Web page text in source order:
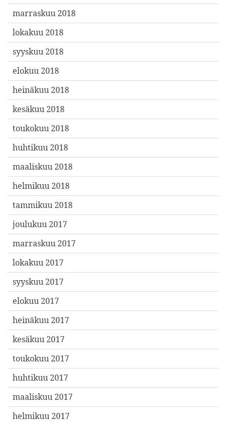
marraskuu 2018
lokakuu 2018
syyskuu 2018
elokuu 2018
heinäkuu 2018
kesäkuu 2018
toukokuu 2018
huhtikuu 2018
maaliskuu 2018
helmikuu 2018
tammikuu 2018
joulukuu 2017
marraskuu 2017
lokakuu 2017
syyskuu 2017
elokuu 2017
heinäkuu 2017
kesäkuu 2017
toukokuu 2017
huhtikuu 2017
maaliskuu 2017
helmikuu 2017